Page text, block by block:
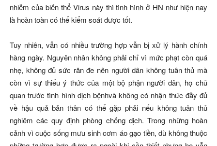
nhiễm của biến thể Virus này thì tình hình ở HN như hiện nay
là hoàn toàn có thể kiểm soát được tốt.
Tuy nhiên, vẫn có nhiều trường hợp vẫn bị xử lý hành chính
hàng ngày. Nguyên nhân không phải chỉ vì mức phạt còn quá
nhẹ, không đủ sức răn đe nên người dân không tuân thủ mà
còn vì sự thiếu ý thức của một bộ phận người dân, họ chủ
quan trước tình hình dịch bệnhvà không có nhận thức đầy đủ
về hậu quả bản thân có thể gặp phải nếu không tuân thủ
nghiêm các quy định phòng chống dịch. Trong những hoàn
cảnh vì cuộc sống mưu sinh cơm áo gạo tiền, dù không thuộc